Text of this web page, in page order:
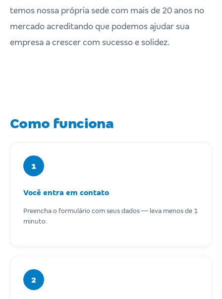
temos nossa própria sede com mais de 20 anos no
mercado acreditando que podemos ajudar sua
empresa a crescer com sucesso e solidez.
Como funciona
1
Você entra em contato
Preencha o formulário com seus dados — leva menos de 1
minuto.
2